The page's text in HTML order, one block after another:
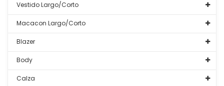
Vestido Largo/Corto
Macacon Largo/Corto
Blazer
Body
Calza